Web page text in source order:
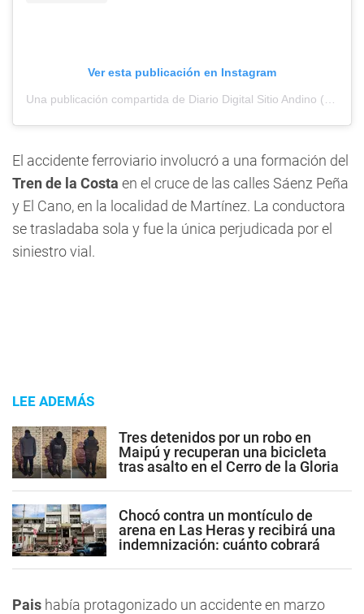
Ver esta publicación en Instagram
El accidente ferroviario involucró a una formación del
Tren de la Costa en el cruce de las calles Sáenz Peña
y El Cano, en la localidad de Martínez. La conductora
se trasladaba sola y fue la única perjudicada por el
siniestro vial.
LEE ADEMÁS
Tres detenidos por un robo en
Maipú y recuperan una bicicleta
tras asalto en el Cerro de la Gloria
Chocó contra un montículo de
arena en Las Heras y recibirá una
indemnización: cuánto cobrará
Pais había protagonizado un accidente en marzo